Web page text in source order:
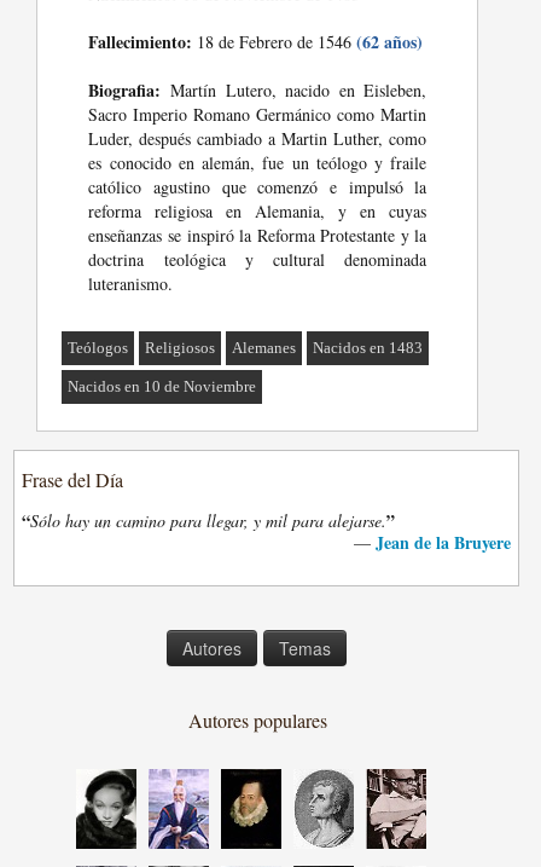
Fallecimiento: 18 de Febrero de 1546(62 años)
Biografia: Martín Lutero, nacido en Eisleben,
Sacro Imperio Romano Germánico como Martin
Luder, después cambiado a Martin Luther, como
es conocido en alemán, fue un teólogo y fraile
católico agustino que comenzó e impulsó la
reforma religiosa en Alemania, y en cuyas
enseñanzas se inspiró la Reforma Protestante y la
doctrina teológica y cultural denominada
luteranismo.
Teólogos Religiosos Alemanes Nacidos en 1483
Nacidos en 10 de Noviembre
Frase del Día
“Sólo hay un camino para llegar, y mil para alejarse.”
— Jean de la Bruyere
Autores Temas
Autores populares